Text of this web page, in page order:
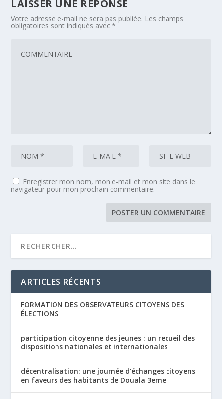
LAISSER UNE RÉPONSE
Votre adresse e-mail ne sera pas publiée. Les champs
obligatoires sont indiqués avec*
Enregistrer mon nom, mon e-mail et mon site dans le
navigateur pour mon prochain commentaire.
ARTICLES RÉCENTS
FORMATION DES OBSERVATEURS CITOYENS DES
ÉLECTIONS
participation citoyenne des jeunes : un recueil des
dispositions nationales et internationales
décentralisation: une journée d’échanges citoyens
en faveurs des habitants de Douala 3eme